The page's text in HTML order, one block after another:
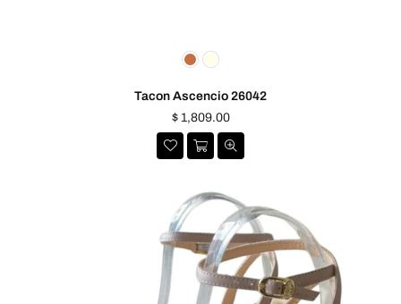
Tacon Ascencio 26042
Precio
habitual
$ 1,809.00